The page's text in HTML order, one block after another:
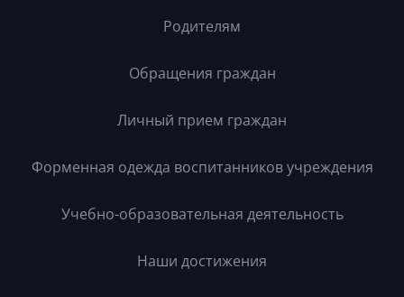
Родителям
Обращения граждан
Личный прием граждан
Форменная одежда воспитанников учреждения
Учебно-образовательная деятельность
Наши достижения